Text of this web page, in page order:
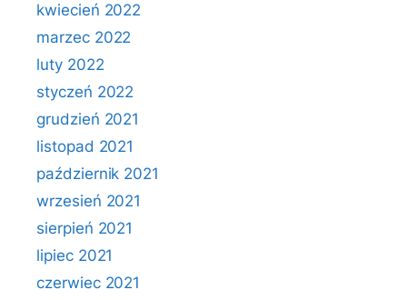
kwiecień 2022
marzec 2022
luty 2022
styczeń 2022
grudzień 2021
listopad 2021
październik 2021
wrzesień 2021
sierpień 2021
lipiec 2021
czerwiec 2021